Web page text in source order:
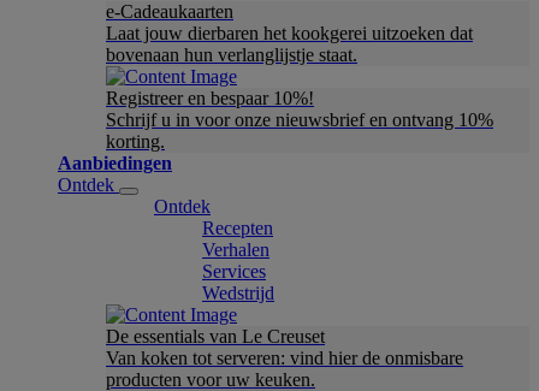
e-Cadeaukaarten
Laat jouw dierbaren het kookgerei uitzoeken dat
bovenaan hun verlanglijstje staat.
Registreer en bespaar 10%!
Schrijf u in voor onze nieuwsbrief en ontvang 10%
korting.
Aanbiedingen
Ontdek
Ontdek
Recepten
Verhalen
Services
Wedstrijd
De essentials van Le Creuset
Van koken tot serveren: vind hier de onmisbare
producten voor uw keuken.